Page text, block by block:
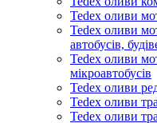
Tedex оливи
Tedex оливи
автобусів,
Tedex оливи
мікроавтобусів
Tedex оливи
Tedex оливи
Tedex оливи